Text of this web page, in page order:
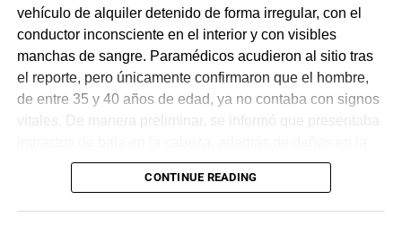
vehículo de alquiler detenido de forma irregular, con el
conductor inconsciente en el interior y con visibles
manchas de sangre. Paramédicos acudieron al sitio tras
el reporte, pero únicamente confirmaron que el hombre,
de entre 35 y 40 años de edad, ya no contaba con signos
vitales. De manera preliminar, se informó que presentaba
puerta del lado del conductor.
CONTINUE READING